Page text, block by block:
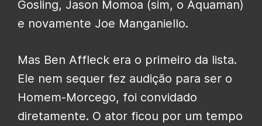
Gosling, Jason Momoa (sim, o Aquaman)
e novamente Joe Manganiello.
Mas Ben Affleck era o primeiro da lista.
Ele nem sequer fez audição para ser o
Homem-Morcego, foi convidado
diretamente. O ator ficou por um tempo